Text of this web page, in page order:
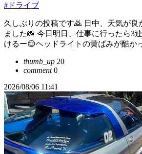
#ドライブ
久しぶりの投稿です🙇 日中、天気が良
ました📸 今日明日、仕事に行ったら3
けるー😌ヘッドライトの黄ばみが酷か
thumb_up 20
comment0
2026/08/06 11:41